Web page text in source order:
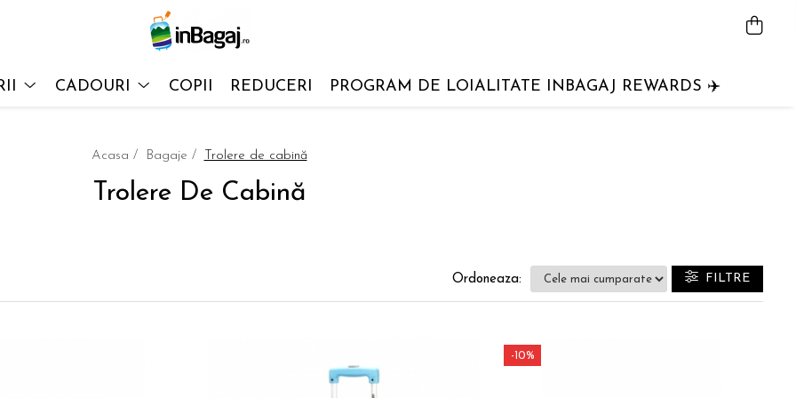
CADOURI COPII REDUCERI PROGRAM DE LOIALITATE INBAGAJ REWARDS ✈️
Acasa / Bagaje / Trolere de cabină
Trolere De Cabină
FILTRE
Ordoneaza:
-10%